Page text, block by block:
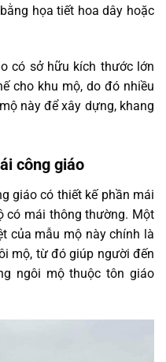
họa tiết hoa dây hoặc
có sở hữu kích thước lớn
cho khu mộ, do đó nhiều
này để xây dựng, khang
công giáo
giáo có thiết kế phần mái
có mái thông thường. Một
của mẫu mộ này chính là
mộ, từ đó giúp người đến
ngôi mộ thuộc tôn giáo